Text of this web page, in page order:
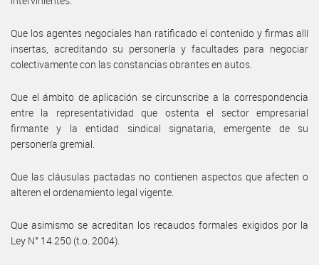
Que los agentes negociales han ratificado el contenido y firmas allí
insertas, acreditando su personería y facultades para negociar
colectivamente con las constancias obrantes en autos.
Que el ámbito de aplicación se circunscribe a la correspondencia
entre la representatividad que ostenta el sector empresarial
firmante y la entidad sindical signataria, emergente de su
personería gremial.
Que las cláusulas pactadas no contienen aspectos que afecten o
alteren el ordenamiento legal vigente.
Que asimismo se acreditan los recaudos formales exigidos por la
Ley N° 14.250 (t.o. 2004).